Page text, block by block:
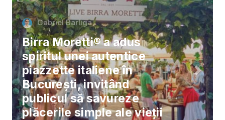
Gabriel Barliga
Birra Moretti® a adus
spiritul unei autentice
piazzette italiene în
București, invitând
publicul să savureze
plăcerile simple ale vieții